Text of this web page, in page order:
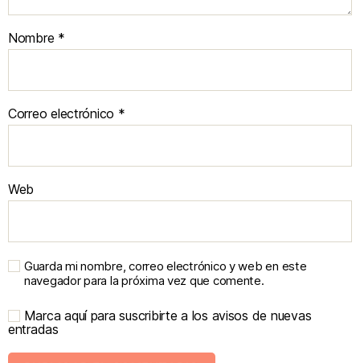
Nombre *
Correo electrónico *
Web
Guarda mi nombre, correo electrónico y web en este
navegador para la próxima vez que comente.
Marca aquí para suscribirte a los avisos de nuevas
entradas